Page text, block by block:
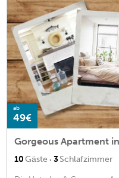
ab
49€
10Gäste · 3Schlafzimmer